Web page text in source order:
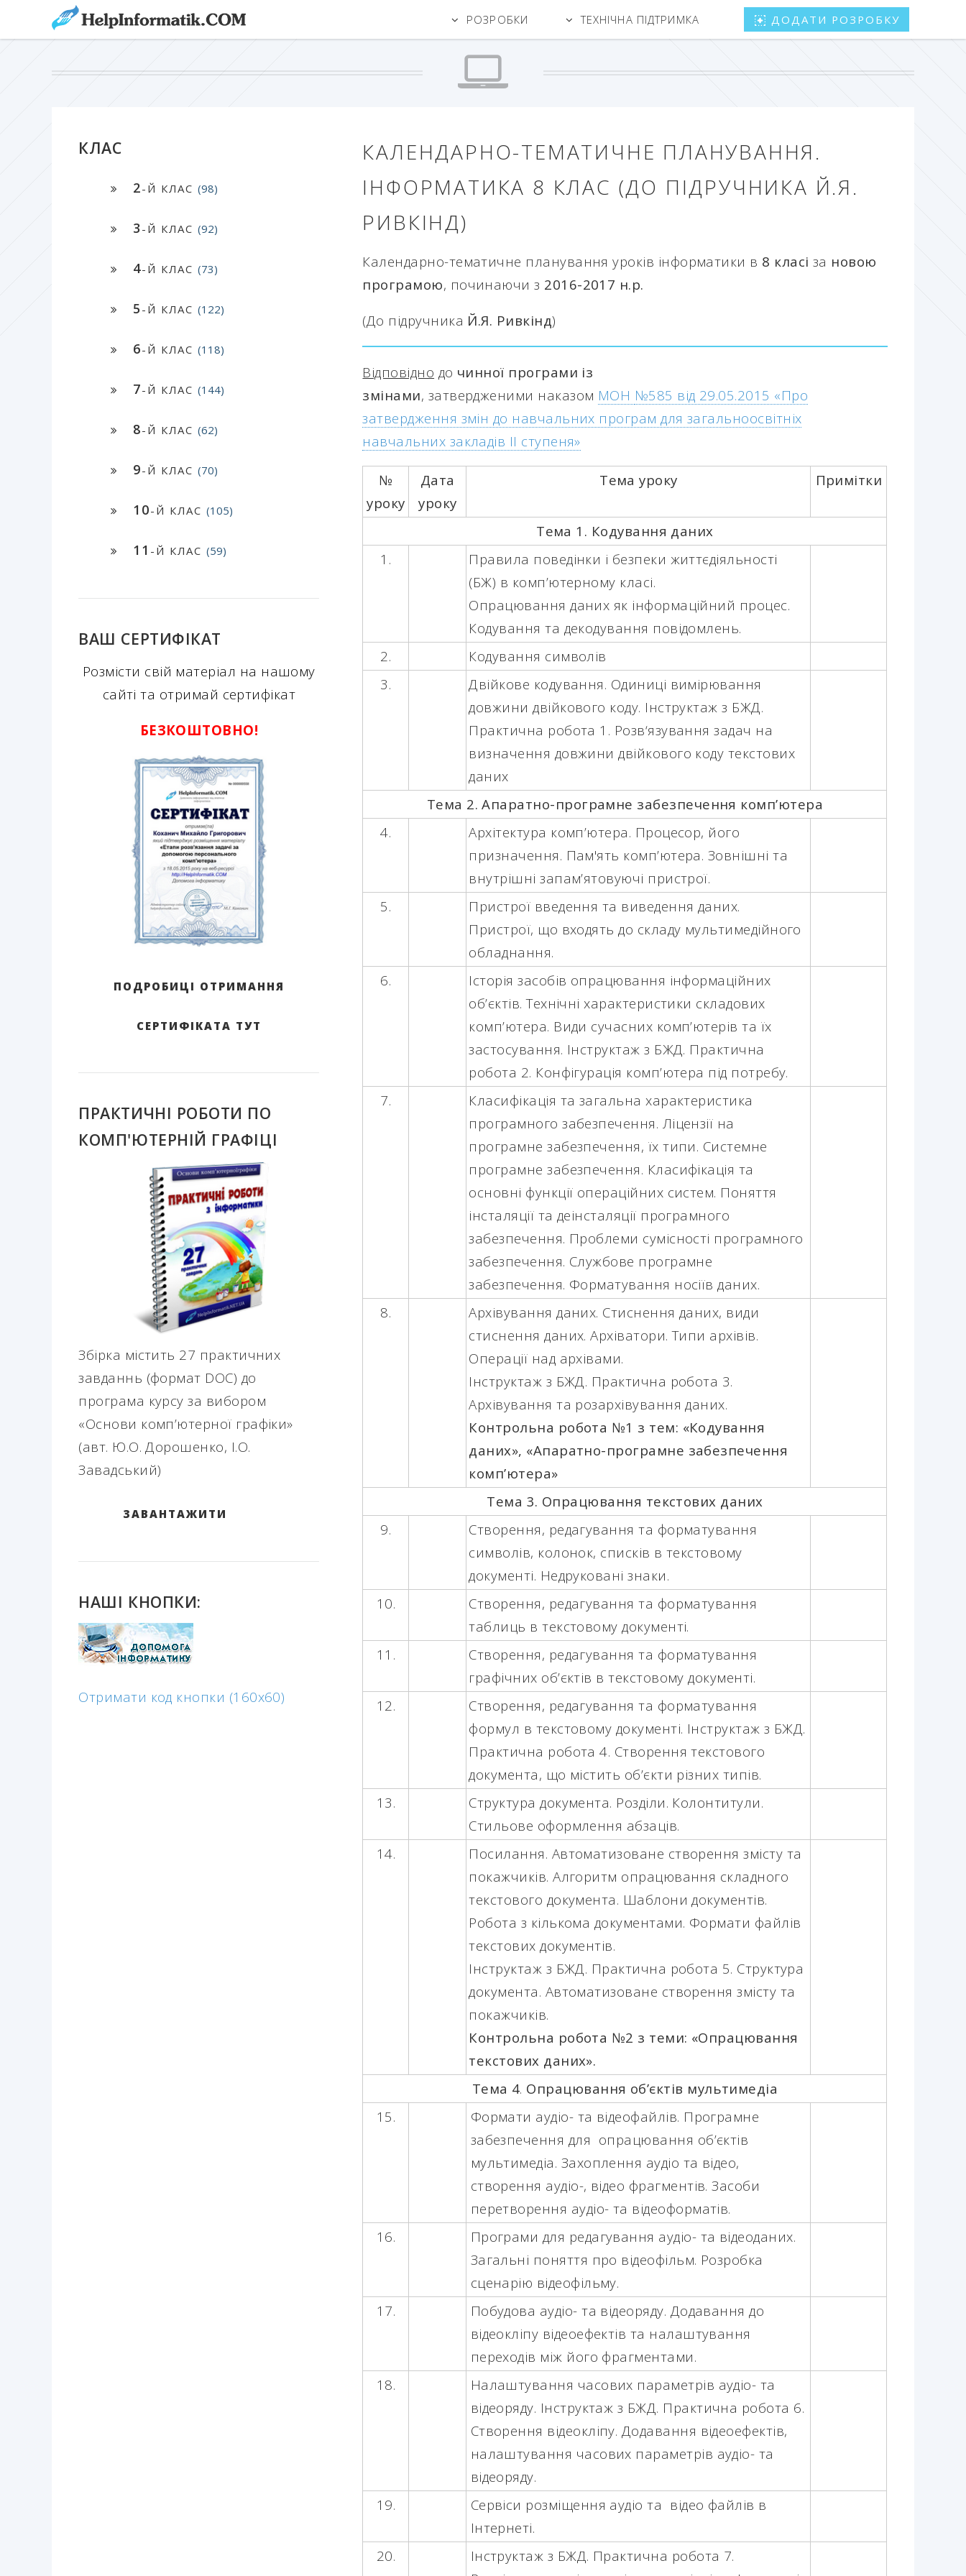
РОЗРОБКИ ТЕХНІЧНА ПІДТРИМКА ДОДАТИ РОЗРОБКУ
КЛАС
2-Й КЛАС (98)
3 -Й КЛАС (92)
4-Й КЛАС (73)
5 -Й КЛАС (122)
6-Й КЛАС (118)
7-Й КЛАС (144)
8-Й КЛАС (62)
9-Й КЛАС (70)
10-Й КЛАС (105)
11 -Й КЛАС (59)
ВАШ СЕРТИФІКАТ
Розмісти свій матеріал на нашому
сайті та отримай сертифікат
БЕЗКОШТОВНО!
ПОДРОБИЦІ ОТРИМАННЯ
СЕРТИФІКАТА ТУТ
ПРАКТИЧНІ РОБОТИ ПО
КОМП'ЮТЕРНІЙ ГРАФІЦІ
Збірка містить 27 практичних
завданнь (формат DOC) до
програма курсу за вибором
«Основи комп’ютерної графіки»
(авт. Ю.О. Дорошенко, І.О.
Завадський)
ЗАВАНТАЖИТИ
НАШІ КНОПКИ:
Отримати код кнопки (160x60)
КАЛЕНДАРНО-ТЕМАТИЧНЕ ПЛАНУВАННЯ.
ІНФОРМАТИКА 8 КЛАС (ДО ПІДРУЧНИКА Й.Я.
РИВКІНД)
Календарно-тематичне планування уроків інформатики в 8 класі за новою
програмою, починаючи з 2016-2017 н.р.
(До підручника Й.Я. Ривкінд)
Відповідно до чинної програми із
змінами, затвердженими наказом МОН №585 від 29.05.2015 «Про
затвердження змін до навчальних програм для загальноосвітніх
навчальних закладів ІІ ступеня»
№
уроку
Дата
уроку
Тема уроку Примітки
Тема 1. Кодування даних
1.
Правила поведінки і безпеки життєдіяльності
(БЖ) в комп’ютерному класі.
Опрацювання даних як інформаційний процес.
Кодування та декодування повідомлень.
2.
Кодування символів
3.
Двійкове кодування. Одиниці вимірювання
довжини двійкового коду. Інструктаж з БЖД.
Практична робота 1 . Розв‘язування задач на
визначення довжини двійкового коду текстових
даних
Тема 2. Апаратно-програмне забезпечення комп’ютера
4.
Архітектура комп’ютера. Процесор, його
призначення. Пам'ять комп’ютера. Зовнішні та
внутрішні запам’ятовуючі пристрої.
5.
Пристрої введення та виведення даних.
Пристрої, що входять до складу мультимедійного
обладнання.
6.
Історія засобів опрацювання інформаційних
об’єктів. Технічні характеристики складових
комп’ютера. Види сучасних комп’ютерів та їх
застосування. Інструктаж з БЖД. Практична
робота 2. Конфігурація комп’ютера під потребу.
7.
Класифікація та загальна характеристика
програмного забезпечення. Ліцензії на
програмне забезпечення, їх типи. Системне
програмне забезпечення. Класифікація та
основні функції операційних систем. Поняття
інсталяції та деінсталяції програмного
забезпечення. Проблеми сумісності програмного
забезпечення. Службове програмне
забезпечення. Форматування носіїв даних.
8.
Архівування даних. Стиснення даних, види
стиснення даних. Архіватори. Типи архівів.
Операції над архівами.
Інструктаж з БЖД. Практична робота 3.
Архівування та розархівування даних.
Контрольна робота №1 з тем: «Кодування
даних», «Апаратно-програмне забезпечення
комп’ютера»
Тема 3. Опрацювання текстових даних
9.
Створення, редагування та форматування
символів, колонок, списків в текстовому
документі. Недруковані знаки.
10.
Створення, редагування та форматування
таблиць в текстовому документі.
11.
Створення, редагування та форматування
графічних об’єктів в текстовому документі.
12.
Створення, редагування та форматування
формул в текстовому документі. Інструктаж з БЖД.
Практична робота 4. Створення текстового
документа, що містить об’єкти різних типів.
13.
Структура документа. Розділи. Колонтитули.
Стильове оформлення абзаців.
14.
Посилання. Автоматизоване створення змісту та
покажчиків. Алгоритм опрацювання складного
текстового документа. Шаблони документів.
Робота з кількома документами. Формати файлів
текстових документів.
Інструктаж з БЖД. Практична робота 5. Структура
документа. Автоматизоване створення змісту та
покажчиків.
Контрольна робота №2 з теми: «Опрацювання
текстових даних».
Тема 4. Опрацювання об’єктів мультимедіа
15.
Формати аудіо- та відеофайлів. Програмне
забезпечення для опрацювання об’єктів
мультимедіа. Захоплення аудіо та відео,
створення аудіо-, відео фрагментів. Засоби
перетворення аудіо- та відеоформатів.
16.
Програми для редагування аудіо- та відеоданих.
Загальні поняття про відеофільм. Розробка
сценарію відеофільму.
17.
Побудова аудіо- та відеоряду. Додавання до
відеокліпу відеоефектів та налаштування
переходів між його фрагментами.
18.
Налаштування часових параметрів аудіо- та
відеоряду. Інструктаж з БЖД. Практична робота 6.
Створення відеокліпу. Додавання відеоефектів,
налаштування часових параметрів аудіо- та
відеоряду.
19.
Сервіси розміщення аудіо та відео файлів в
Інтернеті.
20.
Інструктаж з БЖД. Практична робота 7.